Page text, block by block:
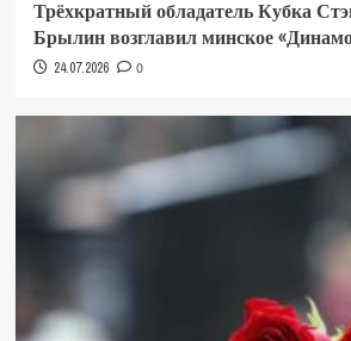
Трёхкратный обладатель Кубка
Брылин возглавил минское
24.07.2026 0